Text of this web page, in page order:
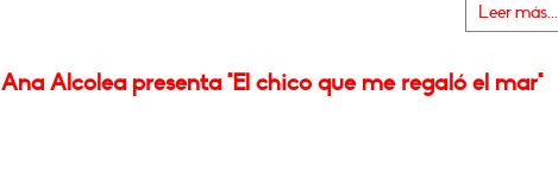
Leer más...
Ana Alcolea presenta "El chico que me regaló el mar"